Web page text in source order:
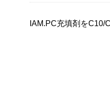
IAM.PC充填剤をC10/